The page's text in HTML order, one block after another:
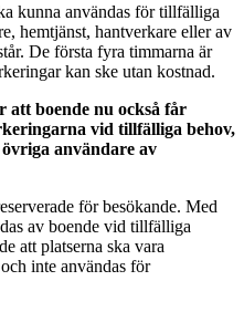
kunna användas för tillfälliga
hemtjänst, hantverkare eller av
De första fyra timmarna är
kan ske utan kostnad.
att boende nu också får
vid tillfälliga behov,
användare av
för besökande. Med
av boende vid tillfälliga
att platserna ska vara
inte användas för